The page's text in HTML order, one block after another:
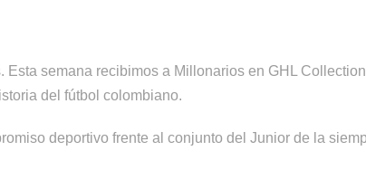
semana recibimos a Millonarios en GHL
del fútbol colombiano.
deportivo frente al conjunto del Junior de la